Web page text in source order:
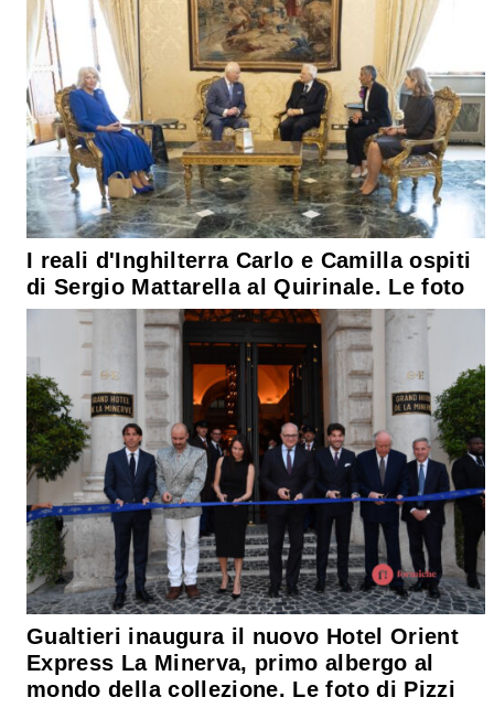
I reali d'Inghilterra Carlo e Camilla ospiti
di Sergio Mattarella al Quirinale. Le foto
Gualtieri inaugura il nuovo Hotel Orient
Express La Minerva, primo albergo al
mondo della collezione. Le foto di Pizzi